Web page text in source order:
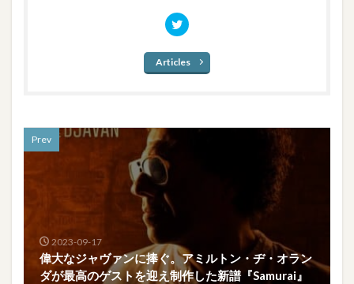
Articles
Prev
2023-09-17
偉大なジャヴァンに捧ぐ。アミルトン・ヂ・オラン
ダが最高のゲストを迎え制作した新譜『Samurai』